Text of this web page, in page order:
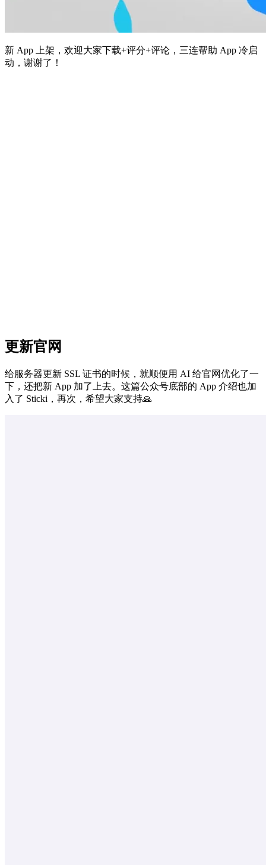
新 App 上架，欢迎大家下载+评分+评论，三连帮助 App 冷启
动，谢谢了！
更新官网
给服务器更新 SSL 证书的时候，就顺便用 AI 给官网优化了一
下，还把新 App 加了上去。这篇公众号底部的 App 介绍也加
入了 Sticki，再次，希望大家支持🙏